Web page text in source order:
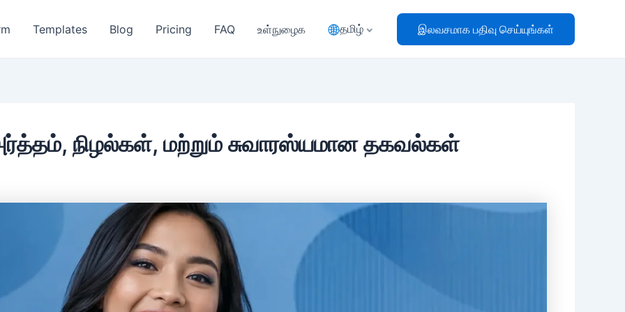
Templates Blog Pricing FAQ உள்நுழைக தமிழ் இலவசமாக பதிவு செய்யுங்கள்
நிழல்கள், மற்றும் சுவாரஸ்யமான தகவல்கள்